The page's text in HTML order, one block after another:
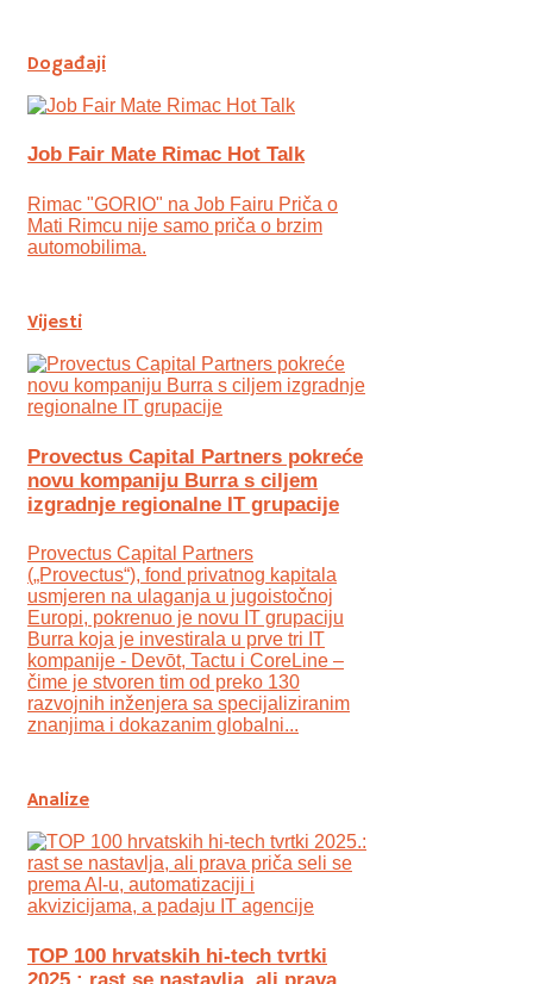
Događaji
Job Fair Mate Rimac Hot Talk
Rimac "GORIO" na Job Fairu Priča o
Mati Rimcu nije samo priča o brzim
automobilima.
Vijesti
Provectus Capital Partners pokreće
novu kompaniju Burra s ciljem
izgradnje regionalne IT grupacije
Provectus Capital Partners
(„Provectus“), fond privatnog kapitala
usmjeren na ulaganja u jugoistočnoj
Europi, pokrenuo je novu IT grupaciju
Burra koja je investirala u prve tri IT
kompanije - Devōt, Tactu i CoreLine –
čime je stvoren tim od preko 130
razvojnih inženjera sa specijaliziranim
znanjima i dokazanim globalni...
Analize
TOP 100 hrvatskih hi-tech tvrtki